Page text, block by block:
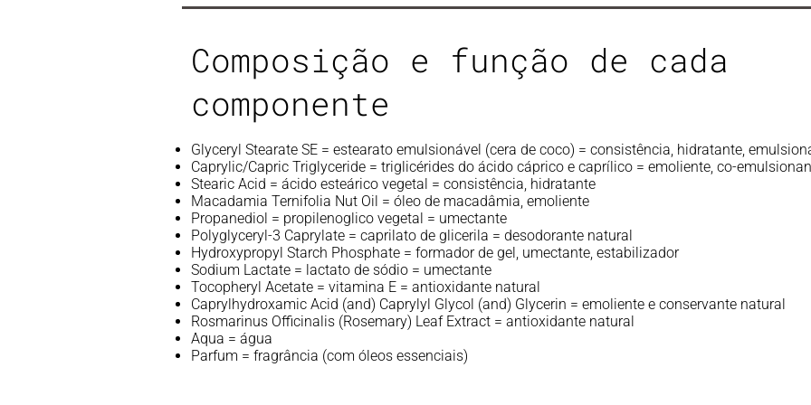
Composição e função de cada
componente
Glyceryl Stearate SE = estearato emulsionável (cera de coco) = consistência, hidratante,
Caprylic/Capric Triglyceride = triglicérides do ácido cáprico e caprílico = emoliente, co-
Stearic Acid = ácido esteárico vegetal = consistência, hidratante
Macadamia Ternifolia Nut Oil = óleo de macadâmia, emoliente
Propanediol = propilenoglico vegetal = umectante
Polyglyceryl-3 Caprylate = caprilato de glicerila = desodorante natural
Hydroxypropyl Starch Phosphate = formador de gel, umectante, estabilizador
Sodium Lactate = lactato de sódio = umectante
Tocopheryl Acetate = vitamina E = antioxidante natural
Caprylhydroxamic Acid (and) Caprylyl Glycol (and) Glycerin = emoliente e conservante natural
Rosmarinus Officinalis (Rosemary) Leaf Extract = antioxidante natural
Aqua = água
Parfum = fragrância (com óleos essenciais)